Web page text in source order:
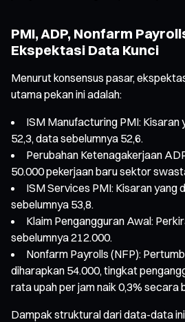
PMI, ADP, Nonfarm
Ekspektasi Data Kunci
Menurut konsensus pasar,
utama pekan ini adalah:
ISM Manufacturing PMI: Kisaran
52,3, data sebelumnya 52,6.
Perubahan Ketenagakerjaan
50.000 pekerjaan baru sektor
ISM Services PMI: Kisaran yang
sebelumnya 53,8.
Klaim Pengangguran Awal:
sebelumnya 212.000.
Nonfarm Payrolls (NFP):
diharapkan 54.000, tingkat
rata upah per jam naik 0,3% secara
Dampak struktural dari data-data